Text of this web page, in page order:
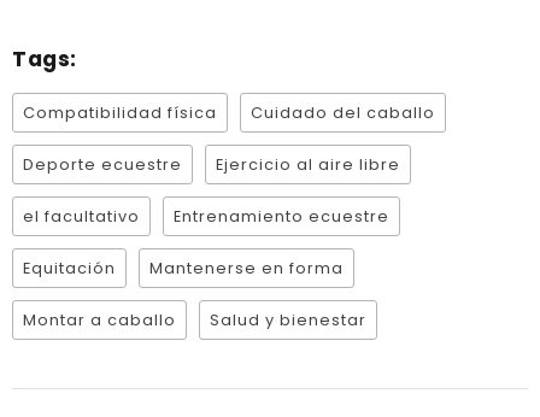
Tags:
Compatibilidad física Cuidado del caballo
Deporte ecuestre Ejercicio al aire libre
el facultativo Entrenamiento ecuestre
Equitación Mantenerse en forma
Montar a caballo Salud y bienestar